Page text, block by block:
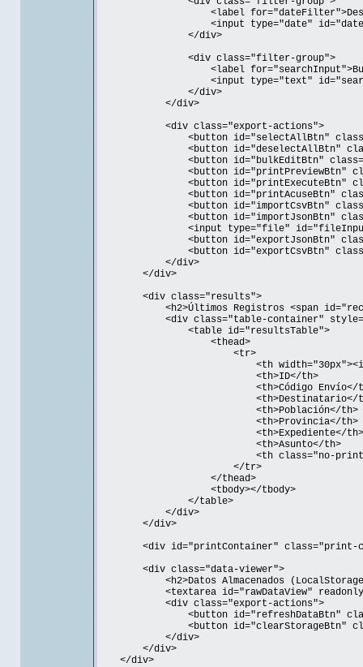
<label for="dateFilter">Desde
<input type="date"
</div>
<div class="filter-group">
<label
<input type="text" id="searchInput"
</div>
</div>
<div class="export-actions">
<button id="selectAllBtn" class="btn-
<button id="deselectAllBtn"
<button id="bulkEditBtn" class="btn-
<button id="printPreviewBtn"
<button id="printExecuteBtn"
<button id="printAcuseBtn"
<button id="importCsvBtn" class="btn-
<button id="importJsonBtn"
<input type="file" id="fileInput"
<button id="exportJsonBtn"
<button id="exportCsvBtn" class="btn-
</div>
</div>
<div class="results">
<h2>Últimos Registros <span
<div class="table-container"
<table id="resultsTable">
<thead>
<tr>
<th width="30px"><input
<th>ID</th>
<th>Código Envío</
<th>Destinatario</
<th>Población</th>
<th>Provincia</th>
<th>Expediente</th>
<th>Asunto</th>
<th class="no-
</tr>
</thead>
<tbody></tbody>
</table>
</div>
</div>
<div id="printContainer" class="print-
<div class="data-viewer">
<h2>Datos Almacenados
<textarea id="rawDataView"
<div class="export-actions">
<button id="refreshDataBtn"
<button id="clearStorageBtn"
</div>
</div>
</div>